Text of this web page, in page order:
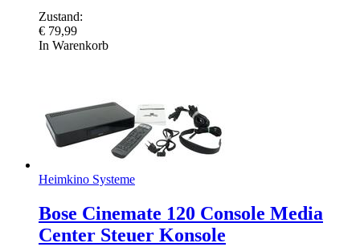
Zustand:
€ 79,99
In Warenkorb
Heimkino Systeme
Bose Cinemate 120 Console Media
Center Steuer Konsole